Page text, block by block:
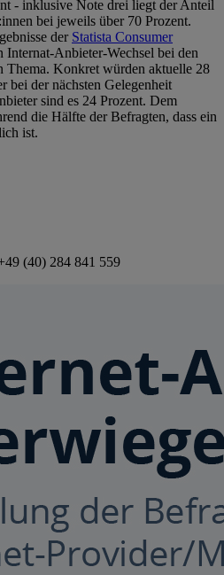
- inklusive Note drei liegt der Anteil
bei jeweils über 70 Prozent.
der Statista Consumer
Internat-Anbieter-Wechsel bei den
Thema. Konkret würden aktuelle 28
bei der nächsten Gelegenheit
sind es 24 Prozent. Dem
die Hälfte der Befragten, dass ein
ist.
(40) 284 841 559